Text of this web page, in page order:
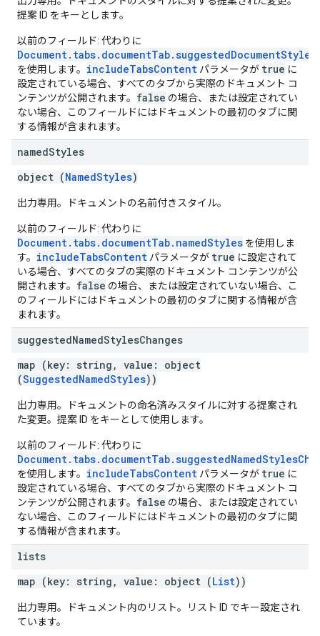
提案 ID をキーとします。
以前のフィールド: 代わりに
を使用します。 includeTabsContent パラメータが true に
設定されている場合、すべてのタブから実際のドキュメント コ
ンテンツが公開されます。 false の場合、または設定されてい
ない場合、このフィールドにはドキュメントの最初のタブに関
する情報が含まれます。
namedStyles
object (NamedStyles)
出力専用。ドキュメントの名前付きスタイル。
以前のフィールド: 代わりに
Document.tabs.documentTab.namedStyles を使用しま
す。 includeTabsContent パラメータが true に設定されて
いる場合、すべてのタブの実際のドキュメント コンテンツが公
開されます。 false の場合、または設定されていない場合、こ
のフィールドにはドキュメントの最初のタブに関する情報が含
まれます。
suggestedNamedStylesChanges
map (key: string, value: object
(SuggestedNamedStyles))
出力専用。ドキュメントの命名済みスタイルに対する提案され
た変更。提案 ID をキーとして使用します。
以前のフィールド: 代わりに
を使用します。 includeTabsContent パラメータが true に
設定されている場合、すべてのタブから実際のドキュメント コ
ンテンツが公開されます。 false の場合、または設定されてい
ない場合、このフィールドにはドキュメントの最初のタブに関
する情報が含まれます。
lists
map (key: string, value: object (List))
出力専用。ドキュメント内のリスト。リスト ID でキー設定され
ています。